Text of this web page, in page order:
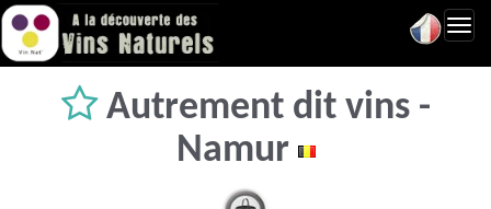
Autrement dit vins -
Namur